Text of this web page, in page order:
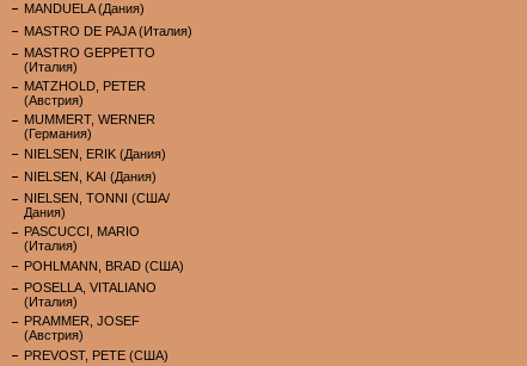
MANDUELA (Дания)
MASTRO DE PAJA (Италия)
MASTRO GEPPETTO
(Италия)
MATZHOLD, PETER
(Австрия)
MUMMERT, WERNER
(Германия)
NIELSEN, ERIK (Дания)
NIELSEN, KAI (Дания)
NIELSEN, TONNI (США/
Дания)
PASCUCCI, MARIO
(Италия)
POHLMANN, BRAD (США)
POSELLA, VITALIANO
(Италия)
PRAMMER, JOSEF
(Австрия)
PREVOST, PETE (США)